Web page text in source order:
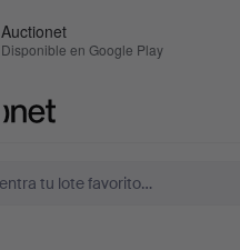
Auctionet
Disponible en Google Play